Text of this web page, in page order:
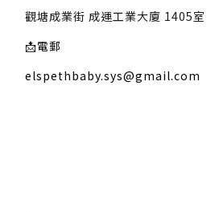
觀塘成業街 成運工業大廈 1405室
📩電郵
elspethbaby.sys@gmail.com